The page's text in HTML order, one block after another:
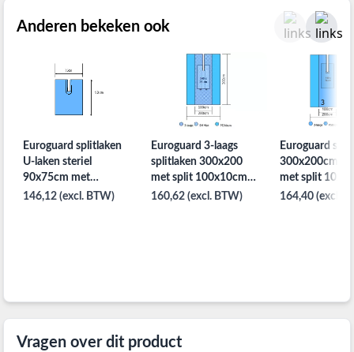
Anderen bekeken ook
Euroguard splitlaken
U-laken steriel
90x75cm met
10x12cm split per
146,12 (excl. BTW)
Euroguard 3-laags
splitlaken 300x200
met split 100x10cm
per 10st.
160,62 (excl. BTW)
Euroguard
300x200cm 2
met split
8st.
164,40 (excl.
Vragen over dit product